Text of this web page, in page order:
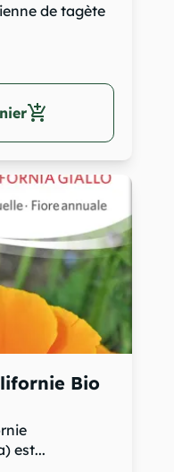
de tagète
add_shopping_cart
Bio
est...